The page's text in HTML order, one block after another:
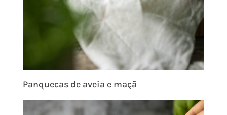
Panquecas de aveia e maçã